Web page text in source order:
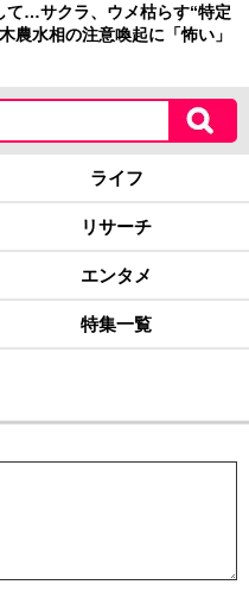
て…サクラ、ウメ枯らす“特定
水相の注意喚起に「怖い」
ライフ
リサーチ
エンタメ
特集一覧